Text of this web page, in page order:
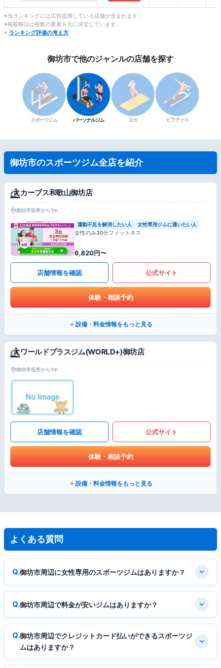
※当ランキングには広告提携している店舗が含まれます。
※掲載順位は複数の要素を元に決定しています。
※ ランキング評価の考え方
御坊市で他のジャンルの店舗を探す
スポーツジム パーソナルジム ヨガ ピラティス
御坊市のスポーツジム全店を紹介
カーブス和歌山御坊店
御坊市役所から1m
運動不足を解消したい人 女性専用ジムに通いたい人
女性のみ30分フィットネス
6,820円〜
店舗情報を確認 公式サイト
体験・相談予約
設備・料金情報をもっと見る
ワールドプラスジム(WORLD+)御坊店
御坊市役所から1m
店舗情報を確認 公式サイト
体験・相談予約
設備・料金情報をもっと見る
よくある質問
御坊市周辺に女性専用のスポーツジムはありますか？
御坊市周辺で料金が安いジムはありますか？
御坊市周辺でクレジットカード払いができるスポーツジ
ムはありますか？